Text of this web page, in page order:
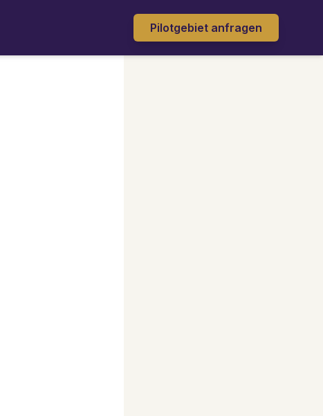
Pilotgebiet anfragen